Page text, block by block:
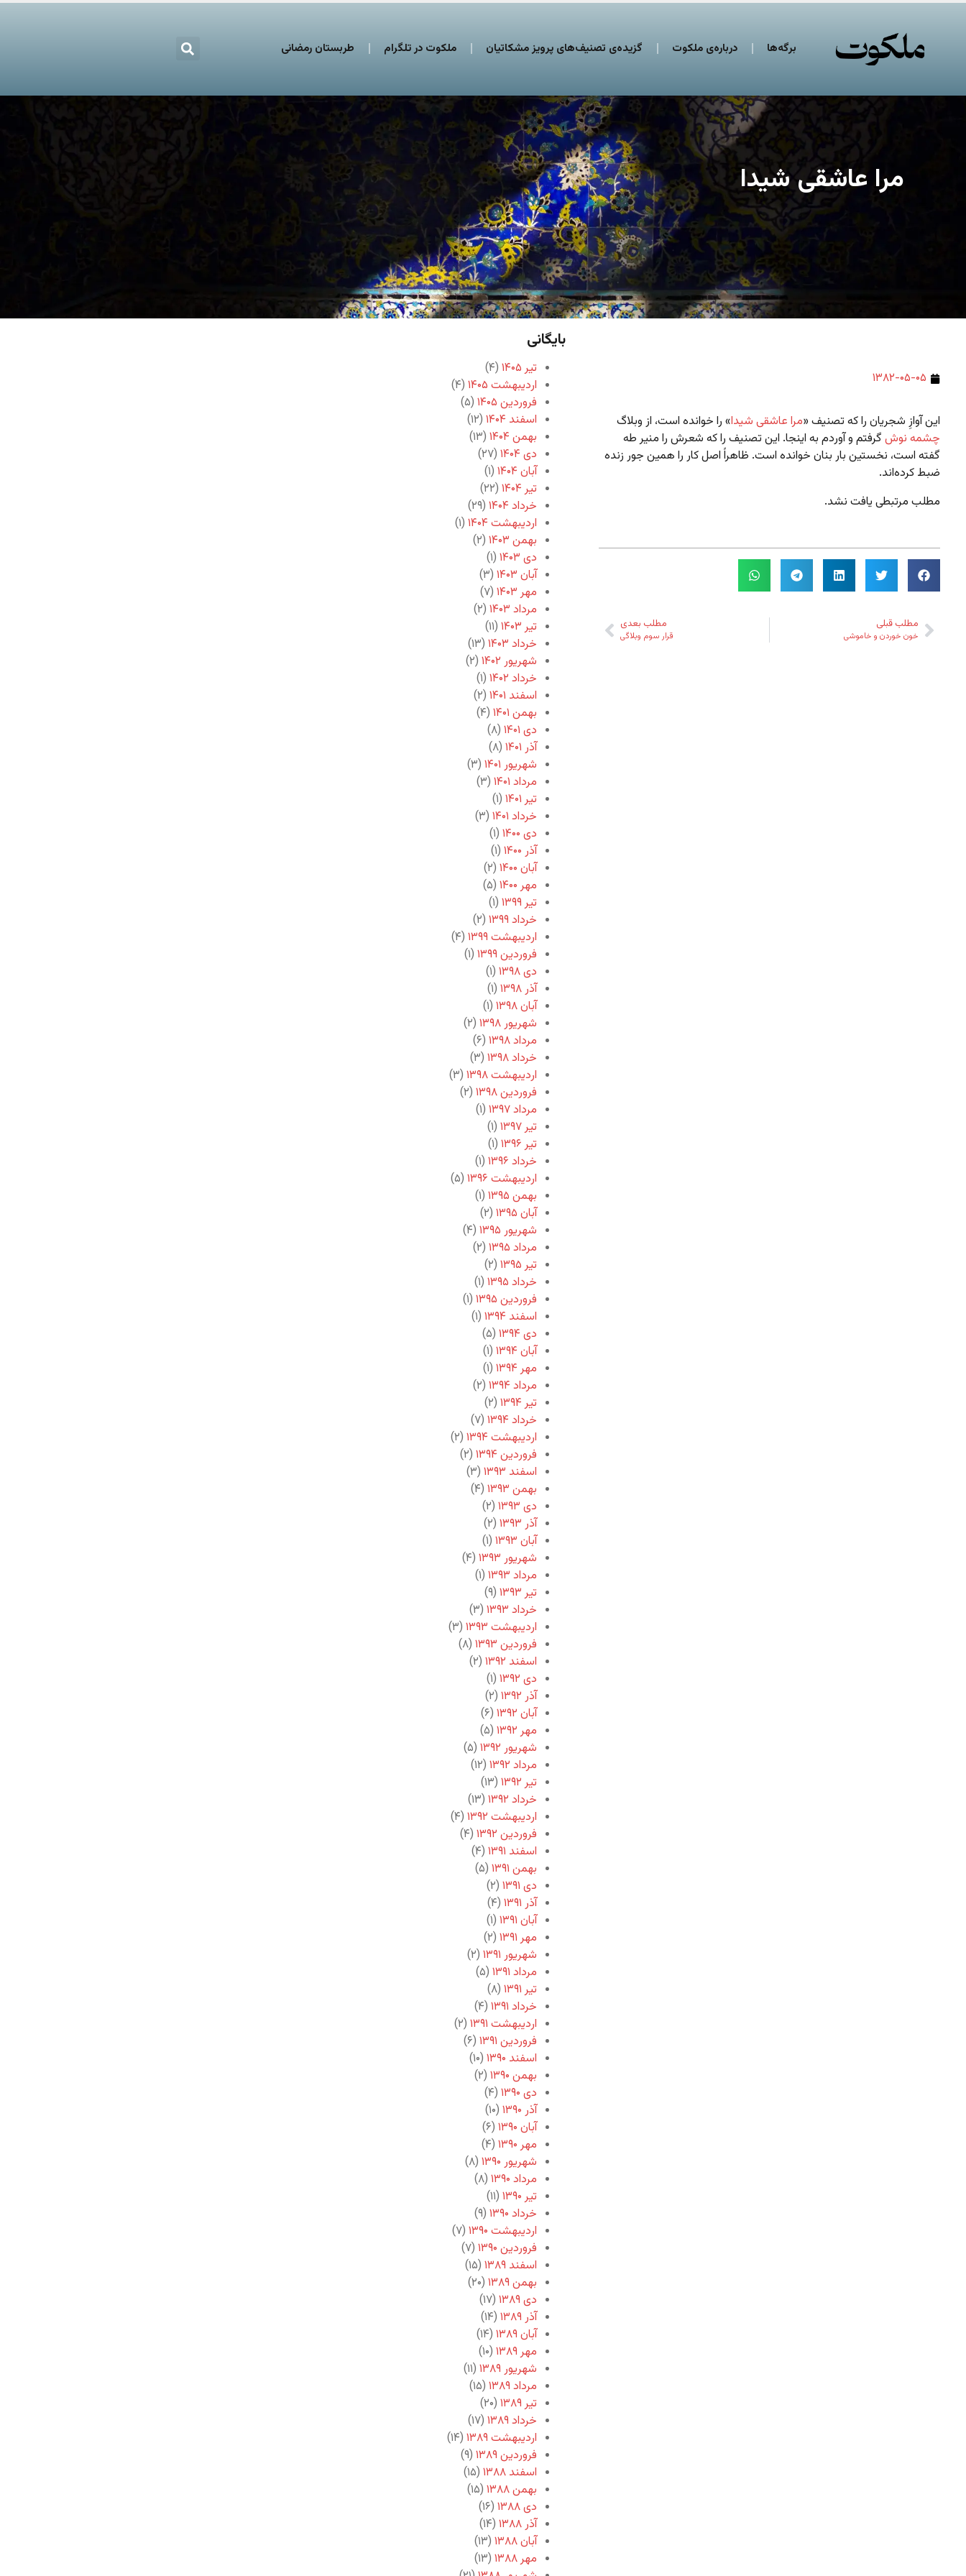
برگه‌ها درباره‌ی ملکوت گزیده‌ی تصنیف‌های پرویز مشکاتیان ملکوت در تلگرام طربستان رمضانی
مرا عاشقی شیدا
۱۳۸۲-۰۵-۰۵
این آوازِ شجریان را که تصنیف «مرا عاشقی شیدا» را خوانده است، از وبلاگ
چشمه‌ نوش گرفتم و آوردم به اینجا. این تصنیف را که شعرش را منیر طه
گفته است، نخستین بار بنان خوانده است. ظاهراً اصل کار را همین جور زنده
ضبط کرده‌اند.
مطلب مرتبطی یافت نشد.
مطلب قبلی
خون خوردن و خاموشی
مطلب بعدی
قرار سوم وبلاگی
بایگانی
تیر ۱۴۰۵
(۴)
اردیبهشت ۱۴۰۵
(۴)
فروردین ۱۴۰۵
(۵)
اسفند ۱۴۰۴
(۱۲)
بهمن ۱۴۰۴
(۱۳)
دی ۱۴۰۴
(۲۷)
آبان ۱۴۰۴
(۱)
تیر ۱۴۰۴
(۲۲)
خرداد ۱۴۰۴
(۲۹)
اردیبهشت ۱۴۰۴
(۱)
بهمن ۱۴۰۳
(۲)
دی ۱۴۰۳
(۱)
آبان ۱۴۰۳
(۳)
مهر ۱۴۰۳
(۷)
مرداد ۱۴۰۳
(۲)
تیر ۱۴۰۳
(۱۱)
خرداد ۱۴۰۳
(۱۳)
شهریور ۱۴۰۲
(۲)
خرداد ۱۴۰۲
(۱)
اسفند ۱۴۰۱
(۲)
بهمن ۱۴۰۱
(۴)
دی ۱۴۰۱
(۸)
آذر ۱۴۰۱
(۸)
شهریور ۱۴۰۱
(۳)
مرداد ۱۴۰۱
(۳)
تیر ۱۴۰۱
(۱)
خرداد ۱۴۰۱
(۳)
دی ۱۴۰۰
(۱)
آذر ۱۴۰۰
(۱)
آبان ۱۴۰۰
(۲)
مهر ۱۴۰۰
(۵)
تیر ۱۳۹۹
(۱)
خرداد ۱۳۹۹
(۲)
اردیبهشت ۱۳۹۹
(۴)
فروردین ۱۳۹۹
(۱)
دی ۱۳۹۸
(۱)
آذر ۱۳۹۸
(۱)
آبان ۱۳۹۸
(۱)
شهریور ۱۳۹۸
(۲)
مرداد ۱۳۹۸
(۶)
خرداد ۱۳۹۸
(۳)
اردیبهشت ۱۳۹۸
(۳)
فروردین ۱۳۹۸
(۲)
مرداد ۱۳۹۷
(۱)
تیر ۱۳۹۷
(۱)
تیر ۱۳۹۶
(۱)
خرداد ۱۳۹۶
(۱)
اردیبهشت ۱۳۹۶
(۵)
بهمن ۱۳۹۵
(۱)
آبان ۱۳۹۵
(۲)
شهریور ۱۳۹۵
(۴)
مرداد ۱۳۹۵
(۲)
تیر ۱۳۹۵
(۲)
خرداد ۱۳۹۵
(۱)
فروردین ۱۳۹۵
(۱)
اسفند ۱۳۹۴
(۱)
دی ۱۳۹۴
(۵)
آبان ۱۳۹۴
(۱)
مهر ۱۳۹۴
(۱)
مرداد ۱۳۹۴
(۲)
تیر ۱۳۹۴
(۲)
خرداد ۱۳۹۴
(۷)
اردیبهشت ۱۳۹۴
(۲)
فروردین ۱۳۹۴
(۲)
اسفند ۱۳۹۳
(۳)
بهمن ۱۳۹۳
(۴)
دی ۱۳۹۳
(۲)
آذر ۱۳۹۳
(۲)
آبان ۱۳۹۳
(۱)
شهریور ۱۳۹۳
(۴)
مرداد ۱۳۹۳
(۱)
تیر ۱۳۹۳
(۹)
خرداد ۱۳۹۳
(۳)
اردیبهشت ۱۳۹۳
(۳)
فروردین ۱۳۹۳
(۸)
اسفند ۱۳۹۲
(۲)
دی ۱۳۹۲
(۱)
آذر ۱۳۹۲
(۲)
آبان ۱۳۹۲
(۶)
مهر ۱۳۹۲
(۵)
شهریور ۱۳۹۲
(۵)
مرداد ۱۳۹۲
(۱۲)
تیر ۱۳۹۲
(۱۳)
خرداد ۱۳۹۲
(۱۳)
اردیبهشت ۱۳۹۲
(۴)
فروردین ۱۳۹۲
(۴)
اسفند ۱۳۹۱
(۴)
بهمن ۱۳۹۱
(۵)
دی ۱۳۹۱
(۲)
آذر ۱۳۹۱
(۴)
آبان ۱۳۹۱
(۱)
مهر ۱۳۹۱
(۲)
شهریور ۱۳۹۱
(۲)
مرداد ۱۳۹۱
(۵)
تیر ۱۳۹۱
(۸)
خرداد ۱۳۹۱
(۴)
اردیبهشت ۱۳۹۱
(۲)
فروردین ۱۳۹۱
(۶)
اسفند ۱۳۹۰
(۱۰)
بهمن ۱۳۹۰
(۲)
دی ۱۳۹۰
(۴)
آذر ۱۳۹۰
(۱۰)
آبان ۱۳۹۰
(۶)
مهر ۱۳۹۰
(۴)
شهریور ۱۳۹۰
(۸)
مرداد ۱۳۹۰
(۸)
تیر ۱۳۹۰
(۱۱)
خرداد ۱۳۹۰
(۹)
اردیبهشت ۱۳۹۰
(۷)
فروردین ۱۳۹۰
(۷)
اسفند ۱۳۸۹
(۱۵)
بهمن ۱۳۸۹
(۲۰)
دی ۱۳۸۹
(۱۷)
آذر ۱۳۸۹
(۱۴)
آبان ۱۳۸۹
(۱۴)
مهر ۱۳۸۹
(۱۰)
شهریور ۱۳۸۹
(۱۱)
مرداد ۱۳۸۹
(۱۵)
تیر ۱۳۸۹
(۲۰)
خرداد ۱۳۸۹
(۱۷)
اردیبهشت ۱۳۸۹
(۱۴)
فروردین ۱۳۸۹
(۹)
اسفند ۱۳۸۸
(۱۵)
بهمن ۱۳۸۸
(۱۵)
دی ۱۳۸۸
(۱۶)
آذر ۱۳۸۸
(۱۴)
آبان ۱۳۸۸
(۱۳)
مهر ۱۳۸۸
(۱۳)